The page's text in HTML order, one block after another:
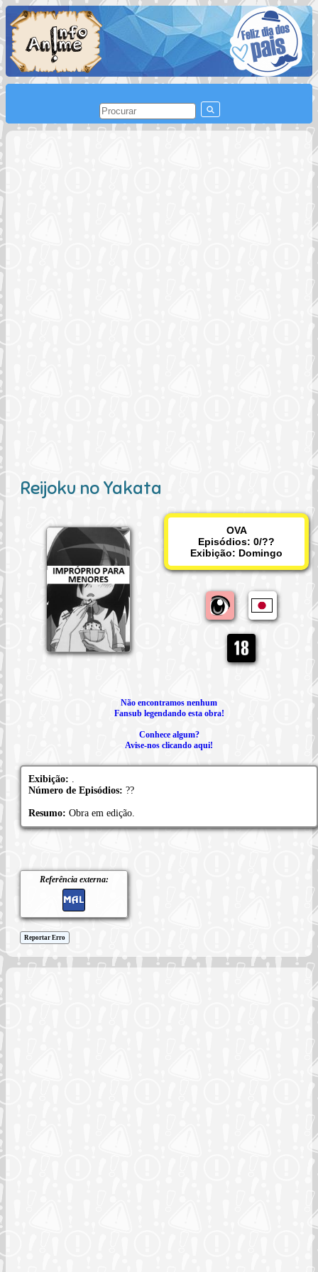
Reijoku no Yakata
OVA
Episódios: 0/??
Exibição: Domingo
Não encontramos nenhum
Fansub legendando esta obra!
Conhece algum?
Avise-nos clicando aqui!
Exibição:
Número de Episódios: ??
Resumo: Obra em edição.
Referência externa:
Reportar Erro